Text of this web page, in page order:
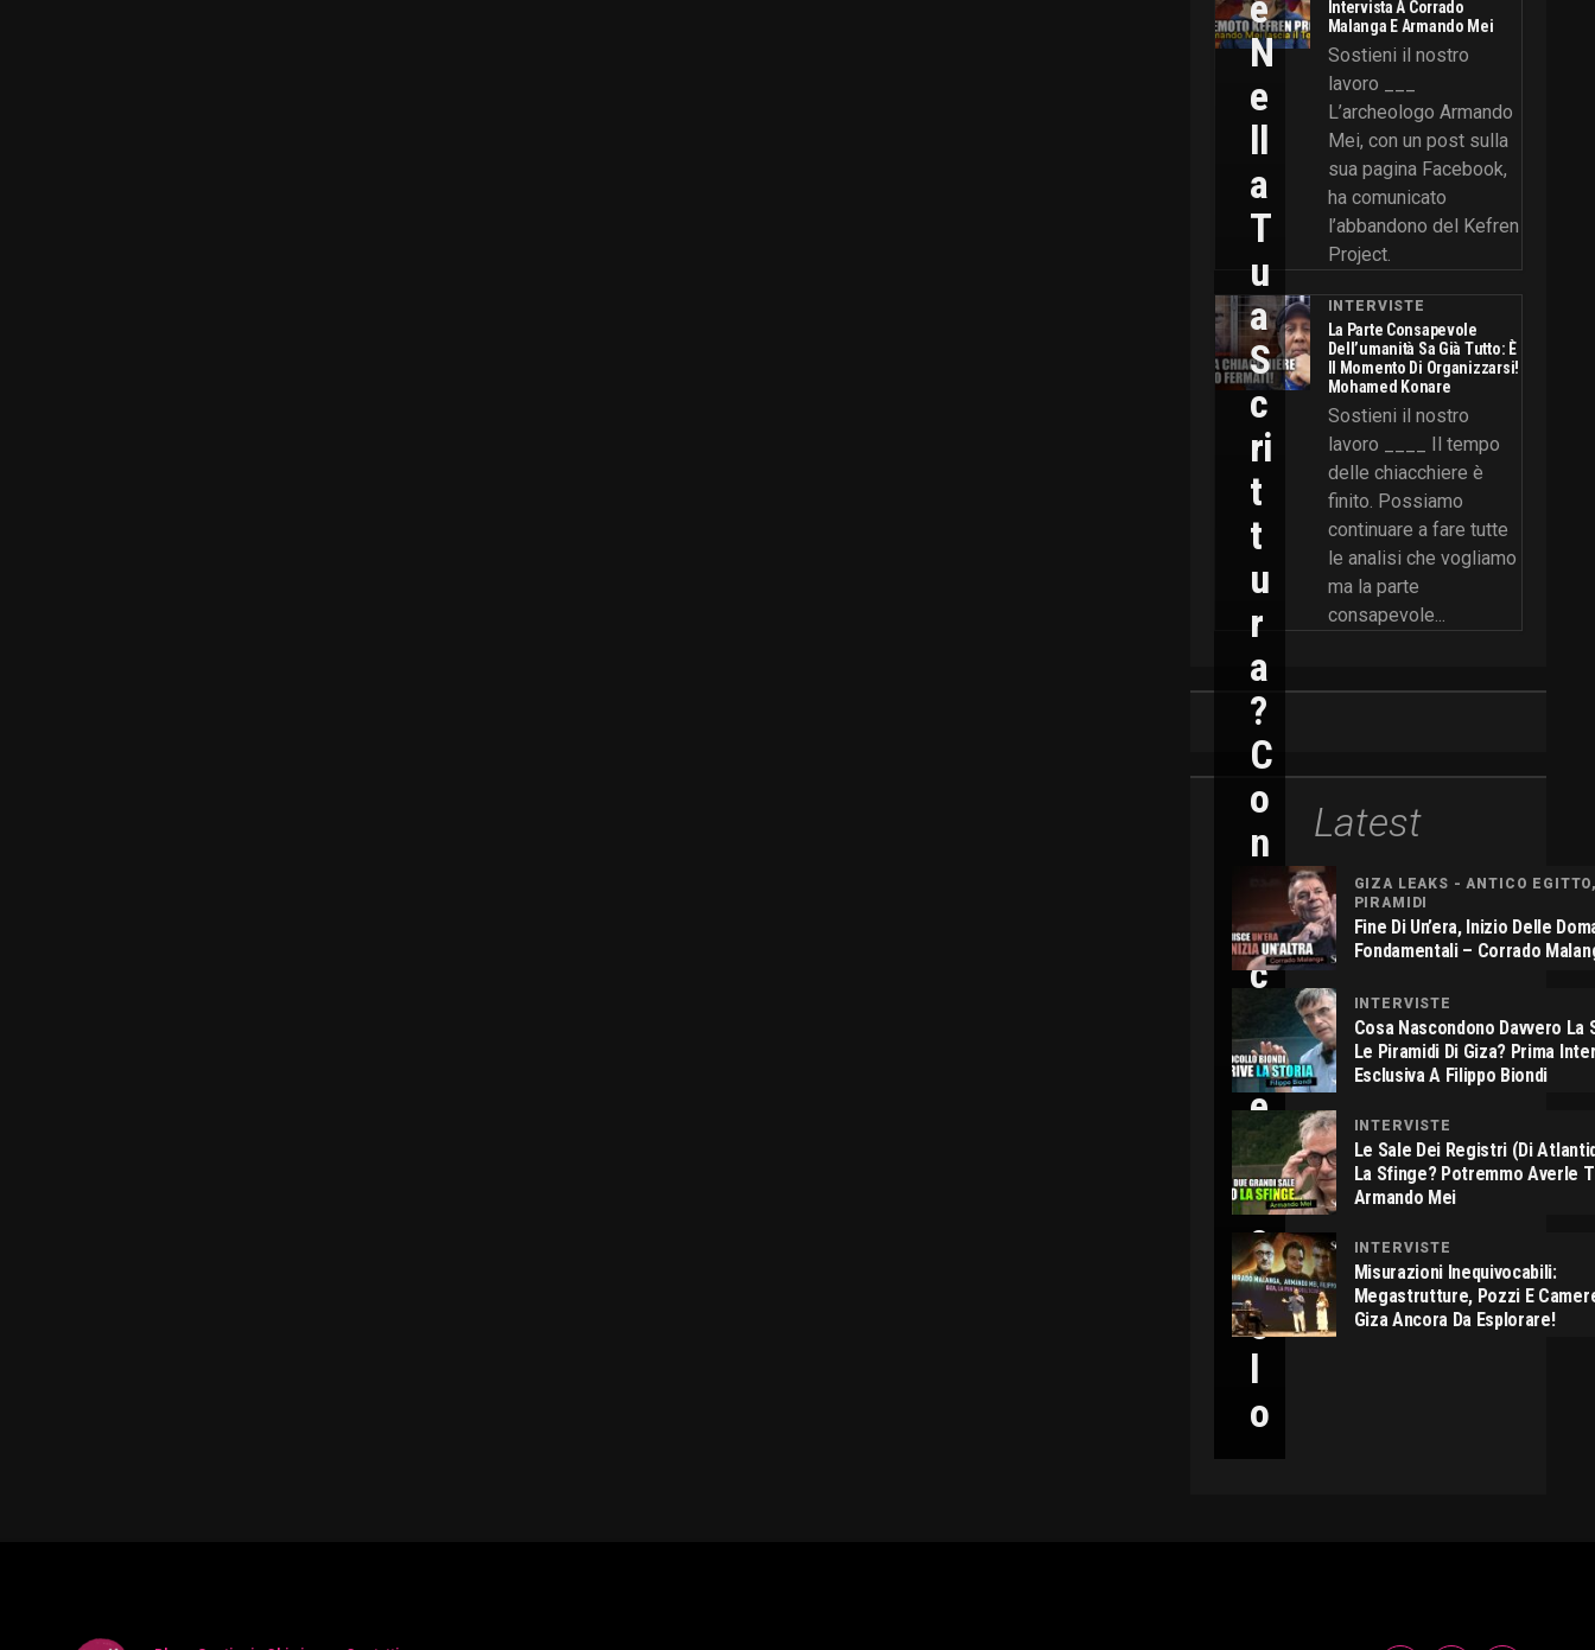
Intervista A Corrado
Malanga E Armando Mei
Sostieni il nostro
lavoro ___
L’archeologo Armando
Mei, con un post sulla
sua pagina Facebook,
ha comunicato
l’abbandono del Kefren
Project.
INTERVISTE
La Parte Consapevole
Dell’umanità Sa Già Tutto: È
Il Momento Di Organizzarsi!
Mohamed Konare
Sostieni il nostro
lavoro ____ Il tempo
delle chiacchiere è
finito. Possiamo
continuare a fare tutte
le analisi che vogliamo
ma la parte
consapevole...
Latest
N
E
Ll
A
T
U
A
S
C
Ri
T
T
U
R
A
?
C
O
N
I
C
L
E
C
I
C
C
O
L
O
GIZA LEAKS - ANTICO
PIRAMIDI
Fine Di Un’era, Inizio Delle
Fondamentali – Corrado
INTERVISTE
Cosa Nascondono Davvero La
Le Piramidi Di Giza? Prima
Esclusiva A Filippo Biondi
INTERVISTE
Le Sale Dei Registri (di
La Sfinge? Potremmo Averle
Armando Mei
INTERVISTE
Misurazioni Inequivocabili:
Megastrutture, Pozzi E
Giza Ancora Da Esplorare!